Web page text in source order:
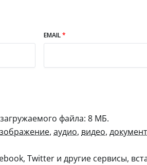
EMAIL*
файла: 8 МБ.
, аудио, видео, документ
Twitter и другие сервисы,